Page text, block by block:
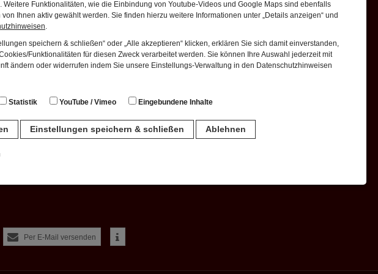
Weitere Funktionalitäten, wie die Einbindung von Youtube-Videos und Google Maps sind ebenfalls
Ihnen aktiv gewählt werden. Sie finden hierzu weitere Informationen unter „Details anzeigen“ und
.
speichern & schließen“ oder „Alle akzeptieren“ klicken, erklären Sie sich damit einverstanden,
Funktionalitäten für diesen Zweck verarbeitet werden. Sie können Ihre Auswahl jederzeit mit
ändern oder widerrufen indem Sie unsere Einstellungs-Verwaltung in den Datenschutzhinweisen
Statistik YouTube / Vimeo Eingebundene Inhalte
Einstellungen speichern & schließen Ablehnen
Analytics für die Auswertung der Seitenaufrufe als Statistik. Die hierdurch gespeicherten Daten
zur Anonymisierung Ihrer IP-Adresse, so dass diese gekürzt wird und nicht mehr Ihrem Besuch
von 10 bis 16 Uhr
finden Sie auch unter:
Per E-Mail versenden